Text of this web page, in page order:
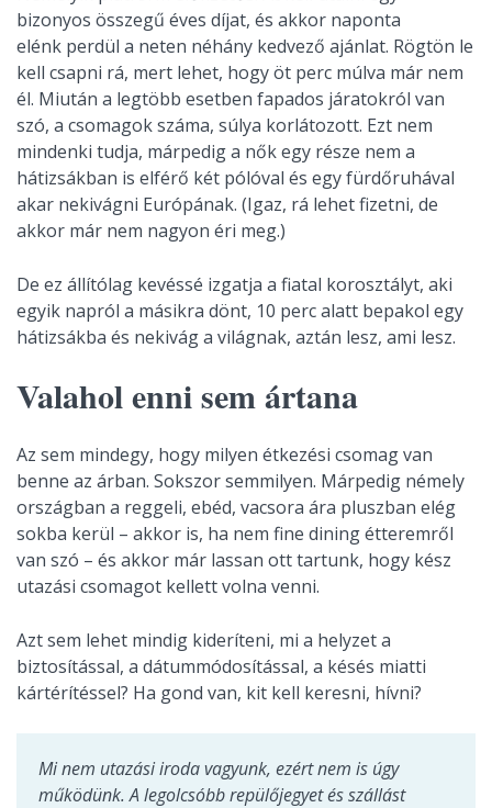
bizonyos összegű éves díjat, és akkor naponta
elénk perdül a neten néhány kedvező ajánlat. Rögtön le
kell csapni rá, mert lehet, hogy öt perc múlva már nem
él. Miután a legtöbb esetben fapados járatokról van
szó, a csomagok száma, súlya korlátozott. Ezt nem
mindenki tudja, márpedig a nők egy része nem a
hátizsákban is elférő két pólóval és egy fürdőruhával
akar nekivágni Európának. (Igaz, rá lehet fizetni, de
akkor már nem nagyon éri meg.)
De ez állítólag kevéssé izgatja a fiatal korosztályt, aki
egyik napról a másikra dönt, 10 perc alatt bepakol egy
hátizsákba és nekivág a világnak, aztán lesz, ami lesz.
Valahol enni sem ártana
Az sem mindegy, hogy milyen étkezési csomag van
benne az árban. Sokszor semmilyen. Márpedig némely
országban a reggeli, ebéd, vacsora ára pluszban elég
sokba kerül – akkor is, ha nem fine dining étteremről
van szó – és akkor már lassan ott tartunk, hogy kész
utazási csomagot kellett volna venni.
Azt sem lehet mindig kideríteni, mi a helyzet a
biztosítással, a dátummódosítással, a késés miatti
kártérítéssel? Ha gond van, kit kell keresni, hívni?
Mi nem utazási iroda vagyunk, ezért nem is úgy
működünk. A legolcsóbb repülőjegyet és szállást